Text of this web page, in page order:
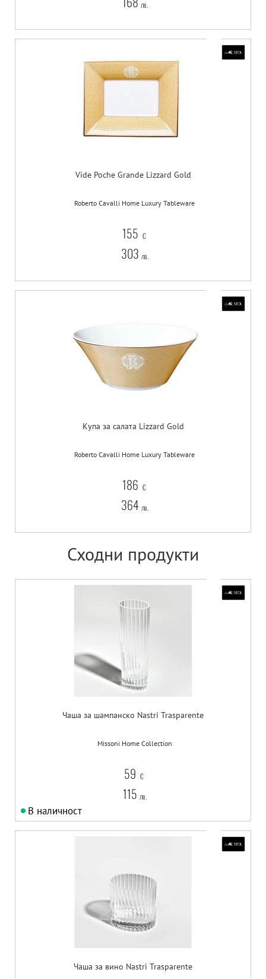
лв.
Vide Poche Grande Lizzard Gold
Roberto Cavalli Home Luxury Tableware
155 €
303 лв.
Купа за салата Lizzard Gold
Roberto Cavalli Home Luxury Tableware
186 €
364 лв.
Сходни продукти
Чаша за шампанско Nastri Trasparente
Missoni Home Collection
59 €
115 лв.
В наличност
Чаша за вино Nastri Trasparente